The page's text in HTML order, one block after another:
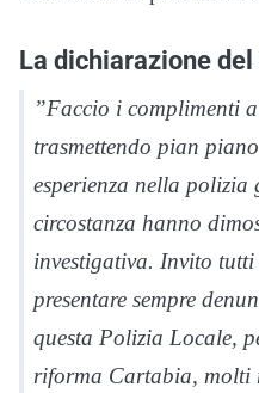
La dichiarazione
”Faccio i complimenti
trasmettendo pian
esperienza nella
circostanza hanno
investigativa. Invito
presentare sempre
questa Polizia Locale,
riforma Cartabia, molti